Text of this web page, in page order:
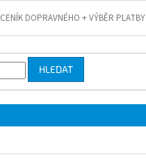
CENÍK DOPRAVNÉHO + VÝBĚR PLATBY
HLEDAT